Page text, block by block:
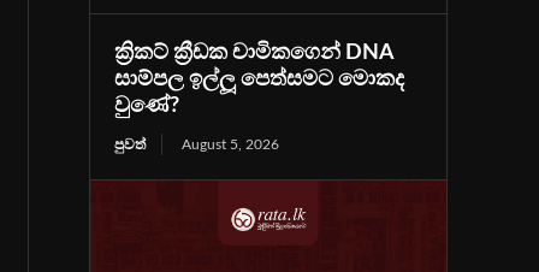
ක්‍රිකට් ක්‍රීඩක චාමිකගෙන් DNA
සාම්පල ඉල්ලූ පෙත්සමට මොකද
වුණේ?
පුවත් August 5, 2026